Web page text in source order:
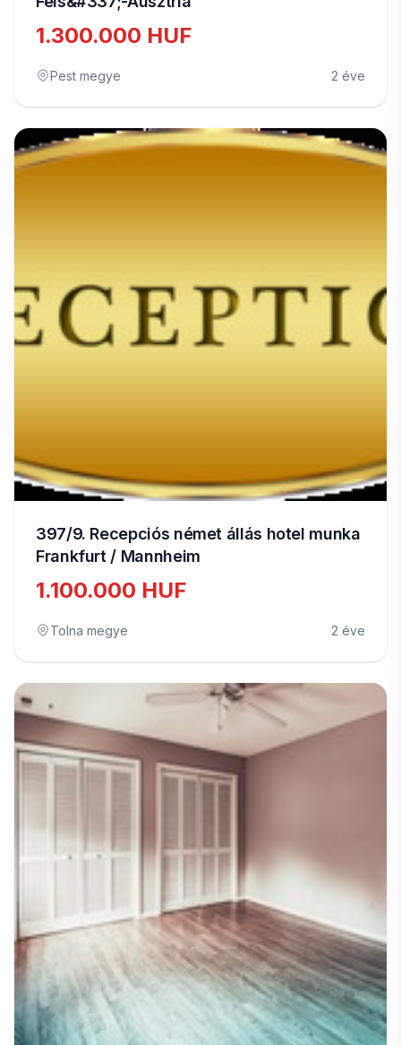
1.300.000 HUF
Pest megye 2 éve
397/9. Recepciós német állás hotel munka
Frankfurt / Mannheim
1.100.000 HUF
Tolna megye 2 éve